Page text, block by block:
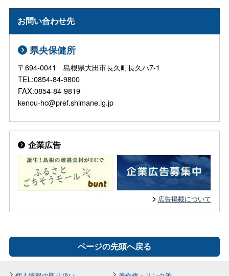
お問い合わせ先
県央保健所
〒694-0041 島根県大田市長久町長久ハ7-1
TEL:0854-84-9800
FAX:0854-84-9819
kenou-hc@pref.shimane.lg.jp
企業広告
広告掲載について
ページの先頭へ戻る